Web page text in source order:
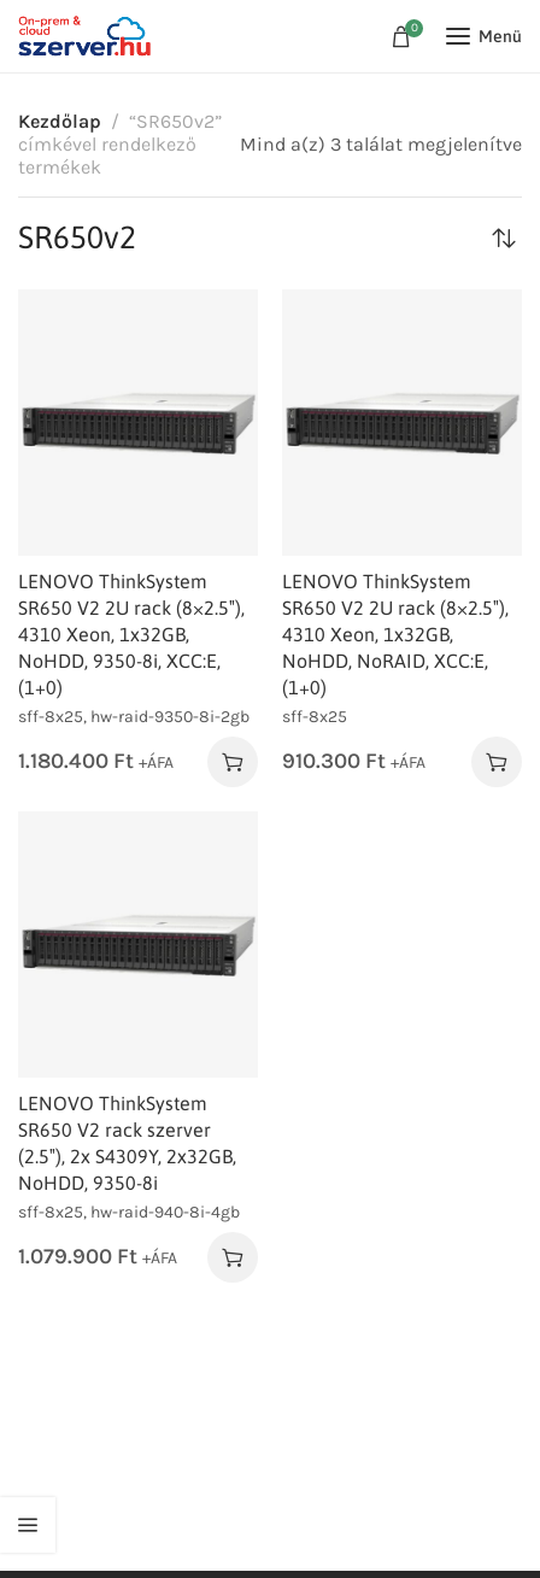
0 Menü
Kezdőlap
“SR650v2”
címkével rendelkező
termékek
Mind a(z) 3 találat megjelenítve
SR650v2
LENOVO ThinkSystem
SR650 V2 2U rack (8×2.5″),
4310 Xeon, 1x32GB,
NoHDD, 9350-8i, XCC:E,
(1+0)
sff-8x25, hw-raid-9350-8i-2gb
1.180.400 Ft +ÁFA
LENOVO ThinkSystem
SR650 V2 2U rack (8×2.5″),
4310 Xeon, 1x32GB,
NoHDD, NoRAID, XCC:E,
(1+0)
sff-8x25
910.300 Ft +ÁFA
LENOVO ThinkSystem
SR650 V2 rack szerver
(2.5″), 2x S4309Y, 2x32GB,
NoHDD, 9350-8i
sff-8x25, hw-raid-940-8i-4gb
1.079.900 Ft +ÁFA